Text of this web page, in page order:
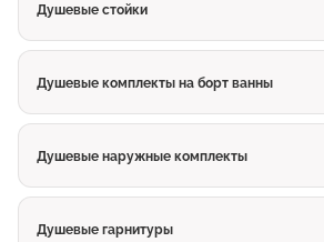
Душевые стойки
Душевые комплекты на борт ванны
Душевые наружные комплекты
Душевые гарнитуры